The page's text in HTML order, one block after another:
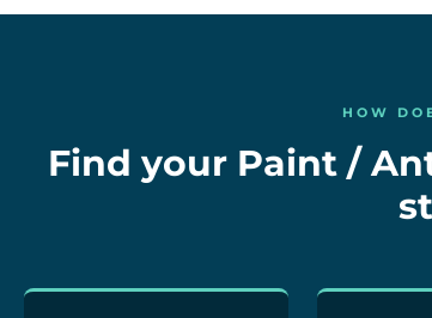
HOW
Find your Paint /